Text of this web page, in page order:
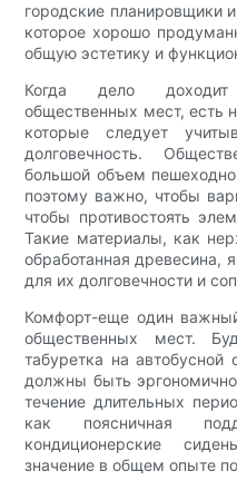
городские планировщики
которое хорошо
общую эстетику и
Когда дело доходит
общественных мест, есть
которые следует
долговечность.
большой объем
поэтому важно, чтобы
чтобы противостоять
Такие материалы, как
обработанная древесина,
для их долговечности и
Комфорт-еще один
общественных мест.
табуретка на автобусной
должны быть
течение длительных
как поясничная
кондиционерские
значение в общем опыте